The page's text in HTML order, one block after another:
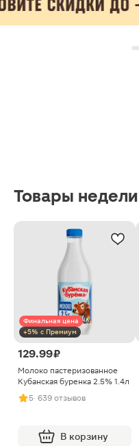
Товары недели
Финальная цена
+5% с Премиум
129.99 ₽
Молоко пастеризованное
Кубанская буренка 2.5% 1.4л
5· 639 отзывов
В корзину